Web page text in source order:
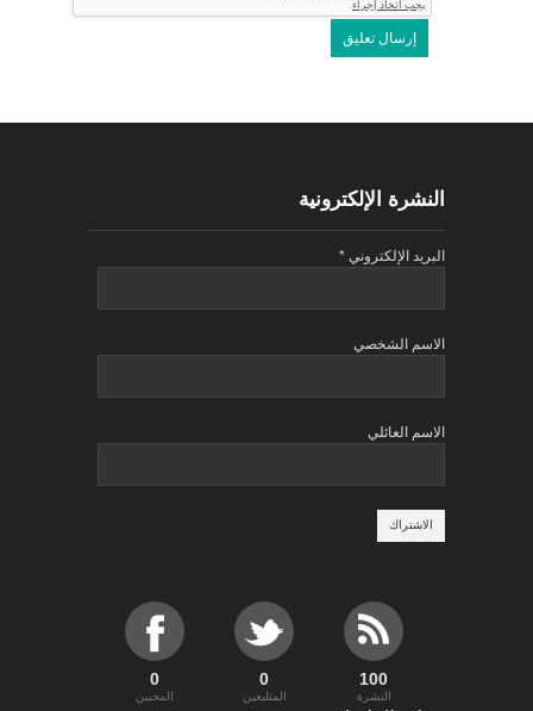
النشرة الإلكترونية
البريد الإلكتروني *
الاسم الشخصي
الاسم العائلي
0
المحبين
0
المتلبعين
100
النشرة